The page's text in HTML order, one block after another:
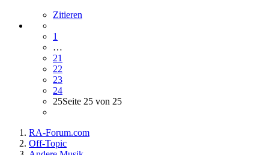
Zitieren
1
…
21
22
23
24
25Seite 25 von 25
RA-Forum.com
Off-Topic